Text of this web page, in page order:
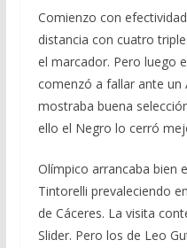
Comienzo con
distancia con cuatro
el marcador. Pero luego
comenzó a fallar ante
mostraba buena
ello el Negro lo cerró
Olímpico arrancaba bien
Tintorelli prevaleciendo
de Cáceres. La visita
Slider. Pero los de Leo